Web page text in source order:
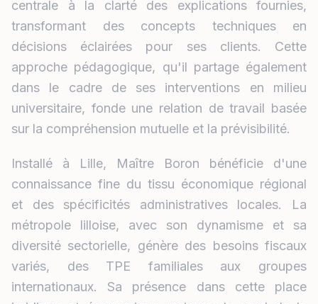
centrale à la clarté des explications fournies,
transformant des concepts techniques en
décisions éclairées pour ses clients. Cette
approche pédagogique, qu'il partage également
dans le cadre de ses interventions en milieu
universitaire, fonde une relation de travail basée
sur la compréhension mutuelle et la prévisibilité.
Installé à Lille, Maître Boron bénéficie d'une
connaissance fine du tissu économique régional
et des spécificités administratives locales. La
métropole lilloise, avec son dynamisme et sa
diversité sectorielle, génère des besoins fiscaux
variés, des TPE familiales aux groupes
internationaux. Sa présence dans cette place